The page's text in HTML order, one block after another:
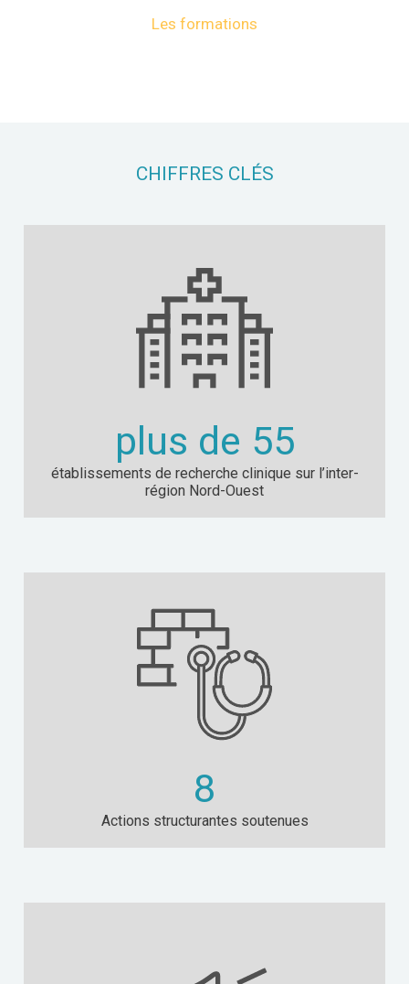
Les formations
CHIFFRES CLÉS
plus de 55
établissements de recherche clinique sur l’inter-
région Nord-Ouest
8
Actions structurantes soutenues